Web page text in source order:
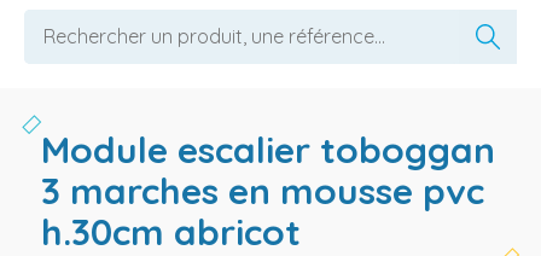
module escalier toboggan
3 marches en mousse pvc
h.30cm abricot